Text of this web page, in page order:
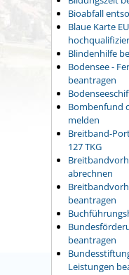
Bioabfall
Blaue Karte
Blindenhilfe
Bodensee -
beantragen
Bombenfund
melden
Breitband-
127 TKG
abrechnen
beantragen
beantragen
Leistungen